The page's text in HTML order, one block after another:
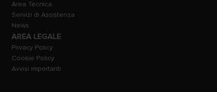
Area Tecnica
Servizi di Assistenza
News
AREA LEGALE
Privacy Policy
Cookie Policy
Avvisi importanti